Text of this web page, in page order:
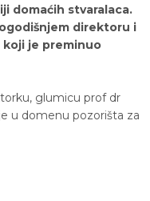
domaćih stvaralaca.
direktoru i
je preminuo
glumicu prof dr
u domenu pozorišta za